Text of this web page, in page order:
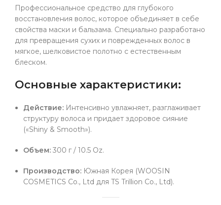
Профессиональное средство для глубокого
восстановления волос, которое объединяет в себе
свойства маски и бальзама. Специально разработано
для превращения сухих и поврежденных волос в
мягкое, шелковистое полотно с естественным
блеском.
Основные характеристики:
Действие: Интенсивно увлажняет, разглаживает
структуру волоса и придает здоровое сияние
(«Shiny & Smooth»).
Объем: 300 г / 10.5 Oz.
Производство: Южная Корея (WOOSIN
COSMETICS Co., Ltd для TS Trillion Co., Ltd).